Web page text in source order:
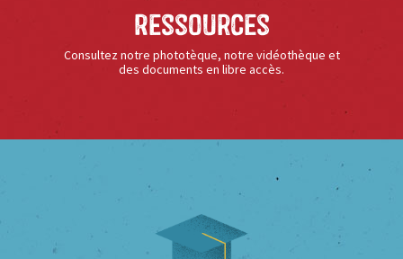
Ressources
Consultez notre phototèque, notre vidéothèque et
des documents en libre accès.